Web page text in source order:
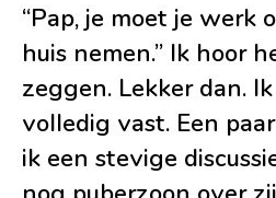
“Pap, je moet je werk
huis nemen.” Ik hoor
zeggen. Lekker dan.
volledig vast. Een
ik een stevige